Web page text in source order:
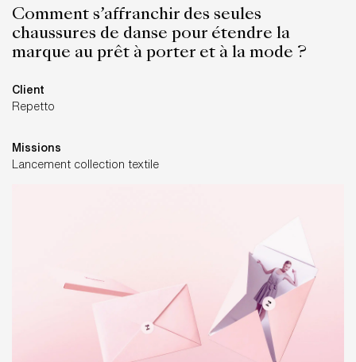
Comment s’affranchir des seules
chaussures de danse pour étendre la
marque au prêt à porter et à la mode ?
Client
Repetto
Missions
Lancement collection textile